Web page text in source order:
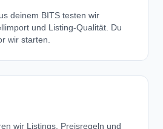
deinem BITS testen wir
und Listing-Qualität. Du
wir starten.
wir Listings, Preisregeln und